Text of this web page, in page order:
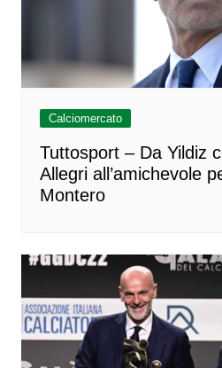
Calciomercato
Tuttosport – Da Yildiz
Allegri all’amichevole
Montero